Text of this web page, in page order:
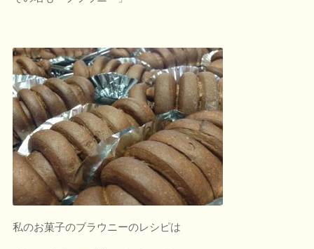
私のお菓子のブラウニーのレシピは